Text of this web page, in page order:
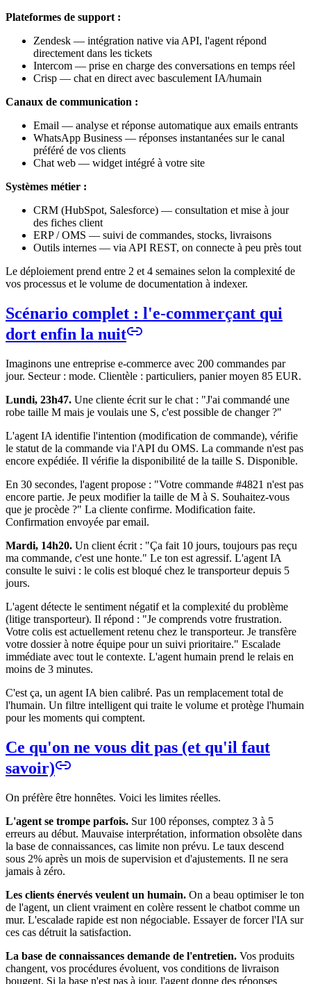
Plateformes de support :
Zendesk — intégration native via API, l'agent répond
directement dans les tickets
Intercom — prise en charge des conversations en temps réel
Crisp — chat en direct avec basculement IA/humain
Canaux de communication :
Email — analyse et réponse automatique aux emails entrants
WhatsApp Business — réponses instantanées sur le canal
préféré de vos clients
Chat web — widget intégré à votre site
Systèmes métier :
CRM (HubSpot, Salesforce) — consultation et mise à jour
des fiches client
ERP / OMS — suivi de commandes, stocks, livraisons
Outils internes — via API REST, on connecte à peu près tout
Le déploiement prend entre 2 et 4 semaines selon la complexité de
vos processus et le volume de documentation à indexer.
Scénario complet : l'e-commerçant qui
dort enfin la nuit
Imaginons une entreprise e-commerce avec 200 commandes par
jour. Secteur : mode. Clientèle : particuliers, panier moyen 85 EUR.
Lundi, 23h47. Une cliente écrit sur le chat : "J'ai commandé une
robe taille M mais je voulais une S, c'est possible de changer ?"
L'agent IA identifie l'intention (modification de commande), vérifie
le statut de la commande via l'API du OMS. La commande n'est pas
encore expédiée. Il vérifie la disponibilité de la taille S. Disponible.
En 30 secondes, l'agent propose : "Votre commande #4821 n'est pas
encore partie. Je peux modifier la taille de M à S. Souhaitez-vous
que je procède ?" La cliente confirme. Modification faite.
Confirmation envoyée par email.
Mardi, 14h20. Un client écrit : "Ça fait 10 jours, toujours pas reçu
ma commande, c'est une honte." Le ton est agressif. L'agent IA
consulte le suivi : le colis est bloqué chez le transporteur depuis 5
jours.
L'agent détecte le sentiment négatif et la complexité du problème
(litige transporteur). Il répond : "Je comprends votre frustration.
Votre colis est actuellement retenu chez le transporteur. Je transfère
votre dossier à notre équipe pour un suivi prioritaire." Escalade
immédiate avec tout le contexte. L'agent humain prend le relais en
moins de 3 minutes.
C'est ça, un agent IA bien calibré. Pas un remplacement total de
l'humain. Un filtre intelligent qui traite le volume et protège l'humain
pour les moments qui comptent.
Ce qu'on ne vous dit pas (et qu'il faut
savoir)
On préfère être honnêtes. Voici les limites réelles.
L'agent se trompe parfois. Sur 100 réponses, comptez 3 à 5
erreurs au début. Mauvaise interprétation, information obsolète dans
la base de connaissances, cas limite non prévu. Le taux descend
sous 2% après un mois de supervision et d'ajustements. Il ne sera
jamais à zéro.
Les clients énervés veulent un humain. On a beau optimiser le ton
de l'agent, un client vraiment en colère ressent le chatbot comme un
mur. L'escalade rapide est non négociable. Essayer de forcer l'IA sur
ces cas détruit la satisfaction.
La base de connaissances demande de l'entretien. Vos produits
changent, vos procédures évoluent, vos conditions de livraison
bougent. Si la base n'est pas à jour, l'agent donne des réponses